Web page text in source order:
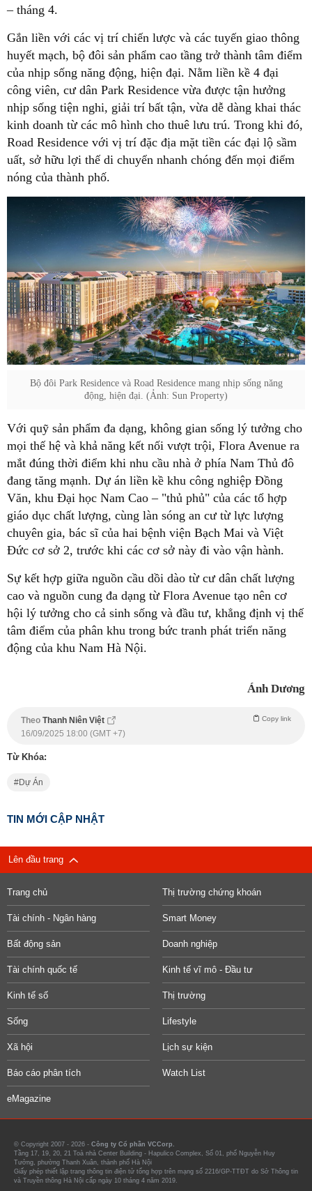
– tháng 4.
Gắn liền với các vị trí chiến lược và các tuyến giao thông
huyết mạch, bộ đôi sản phẩm cao tầng trở thành tâm điểm
của nhịp sống năng động, hiện đại. Nằm liền kề 4 đại
công viên, cư dân Park Residence vừa được tận hưởng
nhịp sống tiện nghi, giải trí bất tận, vừa dễ dàng khai thác
kinh doanh từ các mô hình cho thuê lưu trú. Trong khi đó,
Road Residence với vị trí đặc địa mặt tiền các đại lộ sầm
uất, sở hữu lợi thế di chuyển nhanh chóng đến mọi điểm
nóng của thành phố.
Bộ đôi Park Residence và Road Residence mang nhịp sống năng
động, hiện đại. (Ảnh: Sun Property)
Với quỹ sản phẩm đa dạng, không gian sống lý tưởng cho
mọi thế hệ và khả năng kết nối vượt trội, Flora Avenue ra
mắt đúng thời điểm khi nhu cầu nhà ở phía Nam Thủ đô
đang tăng mạnh. Dự án liền kề khu công nghiệp Đồng
Văn, khu Đại học Nam Cao – "thủ phủ" của các tổ hợp
giáo dục chất lượng, cùng làn sóng an cư từ lực lượng
chuyên gia, bác sĩ của hai bệnh viện Bạch Mai và Việt
Đức cơ sở 2, trước khi các cơ sở này đi vào vận hành.
Sự kết hợp giữa nguồn cầu dồi dào từ cư dân chất lượng
cao và nguồn cung đa dạng từ Flora Avenue tạo nên cơ
hội lý tưởng cho cả sinh sống và đầu tư, khẳng định vị thế
tâm điểm của phân khu trong bức tranh phát triển năng
động của khu Nam Hà Nội.
Ánh Dương
Theo Thanh Niên Việt Copy link
16/09/2025 18:00 (GMT +7)
Từ Khóa:
Dự Án
TIN MỚI CẬP NHẬT
Lên đầu trang
Trang chủ Thị trường chứng khoán
Tài chính - Ngân hàng Smart Money
Bất động sản Doanh nghiệp
Tài chính quốc tế Kinh tế vĩ mô - Đầu tư
Kinh tế số Thị trường
Sống Lifestyle
Xã hội Lịch sự kiện
Báo cáo phân tích Watch List
eMagazine
© Copyright 2007 - 2026 - Công ty Cổ phần VCCorp.
Tầng 17, 19, 20, 21 Toà nhà Center Building - Hapulico Complex, Số 01, phố Nguyễn Huy
Tưởng, phường Thanh Xuân, thành phố Hà Nội
Giấy phép thiết lập trang thông tin điện tử tổng hợp trên mạng số 2216/GP-TTĐT do Sở Thông tin
và Truyền thông Hà Nội cấp ngày 10 tháng 4 năm 2019.